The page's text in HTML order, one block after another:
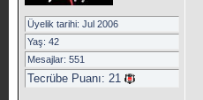
Üyelik tarihi: Jul 2006
Yaş: 42
Mesajlar: 551
Tecrübe Puanı: 21